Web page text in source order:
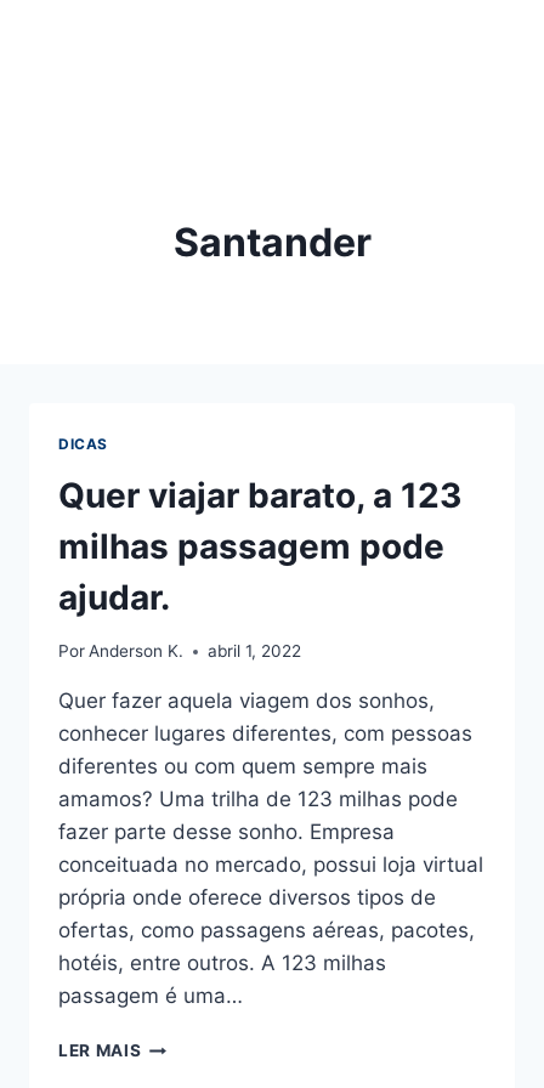
Santander
DICAS
Quer viajar barato, a 123
milhas passagem pode
ajudar.
PorAnderson K. abril 1, 2022
Quer fazer aquela viagem dos sonhos,
conhecer lugares diferentes, com pessoas
diferentes ou com quem sempre mais
amamos? Uma trilha de 123 milhas pode
fazer parte desse sonho. Empresa
conceituada no mercado, possui loja virtual
própria onde oferece diversos tipos de
ofertas, como passagens aéreas, pacotes,
hotéis, entre outros. A 123 milhas
passagem é uma…
LER MAIS QUER